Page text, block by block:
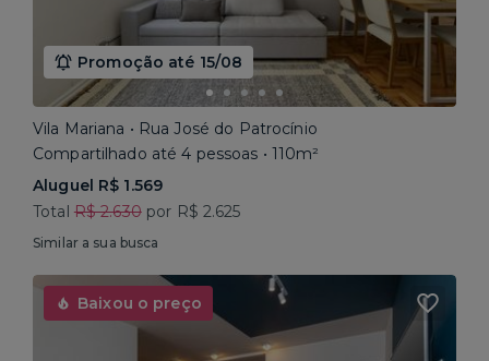
Promoção até 15/08
Vila Mariana • Rua José do Patrocínio
Compartilhado até 4 pessoas • 110m²
Aluguel R$ 1.569
Total R$ 2.630por R$ 2.625
Similar a sua busca
Baixou o preço